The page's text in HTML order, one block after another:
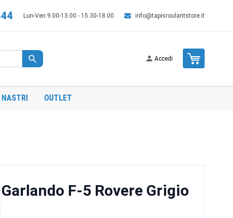
Lun-Ven 9.00-13.00 - 15.30-18.00 info@tapisroulantstore.it
Accedi Cart
NASTRI OUTLET
F-5 Rovere Grigio